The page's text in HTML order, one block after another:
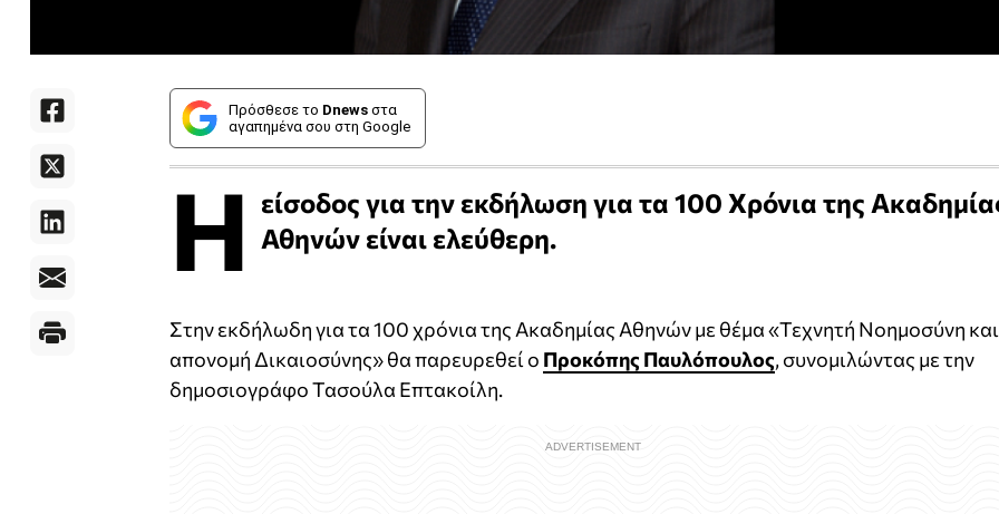
Πρόσθεσε το Dnews στα
αγαπημένα σου στη Google
Η είσοδος για την εκδήλωση για τα 100 Χρόνια της
Αθηνών είναι ελεύθερη.
Στην εκδήλωδη για τα 100 χρόνια της Ακαδημίας Αθηνών με θέμα «Τεχνητή Νοημοσύνη και
απονομή Δικαιοσύνης» θα παρευρεθεί ο Προκόπης Παυλόπουλος, συνομιλώντας με την
δημοσιογράφο Τασούλα Επτακοίλη.